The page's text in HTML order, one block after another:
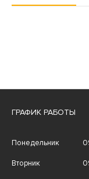
ГРАФИК РАБОТЫ
Понедельник
Вторник